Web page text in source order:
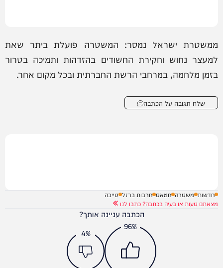
ממשטרת ישראל נמסר: המשטרה פועלת ביתר שאת
למעצר נחוש וחקירת החשודים בהזדהות ותמיכה בטרור
בזמן מלחמה, במרחבי הרשת החברתית ובכל מקום אחר.
שלח תגובה על הכתבה
חדשות משטרה חמאס חרבות ברזל טייבה
מצאתם טעות או בעיה בכתבה? כתבו לנו
הכתבה עניינה אותך?
96%
4%